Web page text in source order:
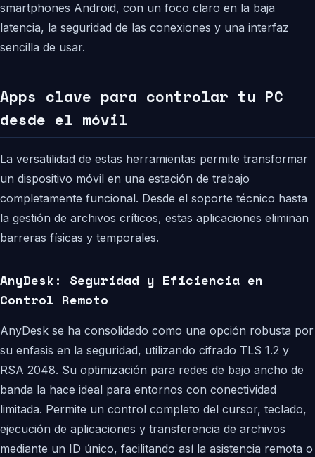
smartphones Android, con un foco claro en la baja
latencia, la seguridad de las conexiones y una interfaz
sencilla de usar.
Apps clave para controlar tu PC
desde el móvil
La versatilidad de estas herramientas permite transformar
un dispositivo móvil en una estación de trabajo
completamente funcional. Desde el soporte técnico hasta
la gestión de archivos críticos, estas aplicaciones eliminan
barreras físicas y temporales.
AnyDesk: Seguridad y Eficiencia en
Control Remoto
AnyDesk se ha consolidado como una opción robusta por
su enfasis en la seguridad, utilizando cifrado TLS 1.2 y
RSA 2048. Su optimización para redes de bajo ancho de
banda la hace ideal para entornos con conectividad
limitada. Permite un control completo del cursor, teclado,
ejecución de aplicaciones y transferencia de archivos
mediante un ID único, facilitando así la asistencia remota o